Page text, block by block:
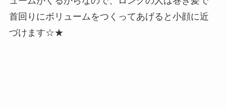
首回りにボリュームをつくってあげると小顔に近
づけます☆★